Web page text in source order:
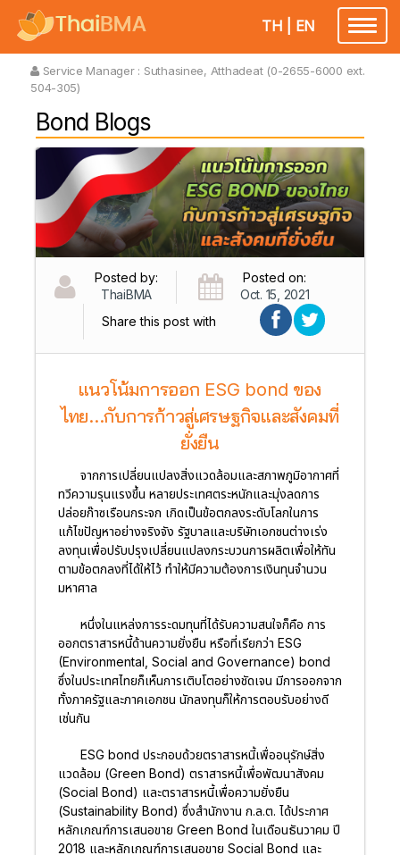
TH EN
Service Manager : Suthasinee, Atthadeat (0-2655-6000 ext.
504-305)
Bond Blogs
Posted by:
ThaiBMA
Posted on:
Oct. 15, 2021
Share this post with
แนวโน้มการออก ESG bond ของ
ไทย...กับการก้าวสู่เศรษฐกิจและสังคมที่
ยั่งยืน
จากการเปลี่ยนแปลงสิ่งแวดล้อมและสภาพภูมิอากาศที่
ทวีความรุนแรงขึ้น หลายประเทศตระหนักและมุ่งลดการ
ปล่อยก๊าซเรือนกระจก เกิดเป็นข้อตกลงระดับโลกในการ
แก้ไขปัญหาอย่างจริงจัง รัฐบาลและบริษัทเอกชนต่างเร่ง
ลงทุนเพื่อปรับปรุงเปลี่ยนแปลงกระบวนการผลิตเพื่อให้ทัน
ตามข้อตกลงที่ได้ให้ไว้ ทำให้มีความต้องการเงินทุนจำนวน
มหาศาล
หนึ่งในแหล่งการระดมทุนที่ได้รับความสนใจก็คือ การ
ออกตราสารหนี้ด้านความยั่งยืน หรือที่เรียกว่า ESG
(Environmental, Social and Governance) bond
ซึ่งในประเทศไทยก็เห็นการเติบโตอย่างชัดเจน มีการออกจาก
ทั้งภาครัฐและภาคเอกชน นักลงทุนก็ให้การตอบรับอย่างดี
เช่นกัน
ESG bond ประกอบด้วยตราสารหนี้เพื่ออนุรักษ์สิ่ง
แวดล้อม (Green Bond) ตราสารหนี้เพื่อพัฒนาสังคม
(Social Bond) และตราสารหนี้เพื่อความยั่งยืน
(Sustainability Bond) ซึ่งสำนักงาน ก.ล.ต. ได้ประกาศ
หลักเกณฑ์การเสนอขาย Green Bond ในเดือนธันวาคม ปี
2018 และหลักเกณฑ์การเสนอขาย Social Bond และ